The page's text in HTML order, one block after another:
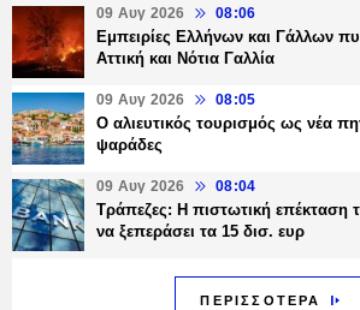
09 Αυγ 2026 08:06
Εμπειρίες Ελλήνων και Γάλλων
Αττική και Νότια Γαλλία
09 Αυγ 2026 08:05
Ο αλιευτικός τουρισμός ως νέα
ψαράδες
09 Αυγ 2026 08:04
Τράπεζες: H πιστωτική επέκταση
να ξεπεράσει τα 15 δισ. ευρ
ΠΕΡΙΣΣΟΤΕΡΑ